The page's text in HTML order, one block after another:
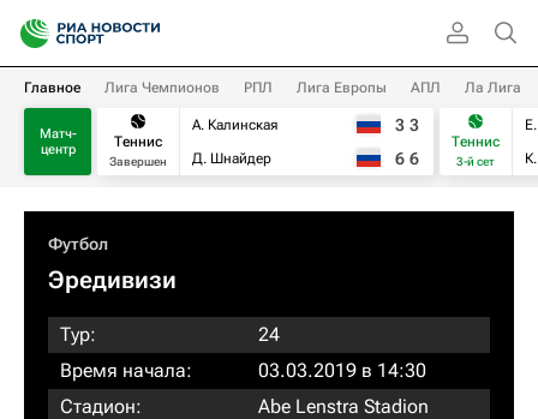
Главное Лига Чемпионов РПЛ Лига Европы АПЛ Ла Лига
Матч-
центр
Теннис
Завершен
А. Калинская
Д. Шнайдер
3 3
6 6
Теннис
3-й сет
Футбол
Эредивизи
Тур:
24
Время начала:
03.03.2019 в 14:30
Стадион:
Abe Lenstra Stadion